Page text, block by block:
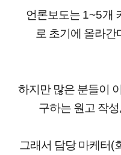
언론보도는 1~5개
로 초기에 올라간
하지만 많은 분들이
구하는 원고 작성,
그래서 담당 마케터(